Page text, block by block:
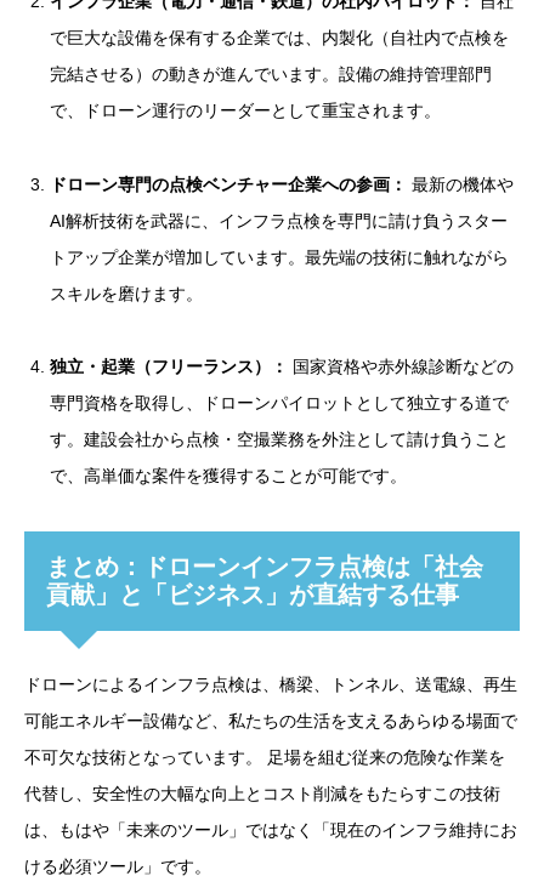
で巨大な設備を保有する企業では、内製化（自社内で点検を
完結させる）の動きが進んでいます。設備の維持管理部門
で、ドローン運行のリーダーとして重宝されます。
ドローン専門の点検ベンチャー企業への参画： 最新の機体や
AI解析技術を武器に、インフラ点検を専門に請け負うスター
トアップ企業が増加しています。最先端の技術に触れながら
スキルを磨けます。
独立・起業（フリーランス）：
国家資格や赤外線診断などの
専門資格を取得し、ドローンパイロットとして独立する道で
す。建設会社から点検・空撮業務を外注として請け負うこと
で、高単価な案件を獲得することが可能です。
まとめ：ドローンインフラ点検は「社会
貢献」と「ビジネス」が直結する仕事
ドローンによるインフラ点検は、橋梁、トンネル、送電線、再生
可能エネルギー設備など、私たちの生活を支えるあらゆる場面で
不可欠な技術となっています。 足場を組む従来の危険な作業を
代替し、安全性の大幅な向上とコスト削減をもたらすこの技術
は、もはや「未来のツール」ではなく「現在のインフラ維持にお
ける必須ツール」です。